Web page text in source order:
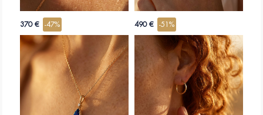
370 € -47% 490 € -51%